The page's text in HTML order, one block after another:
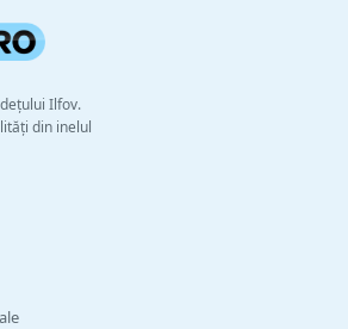
Ilfov.
din inelul